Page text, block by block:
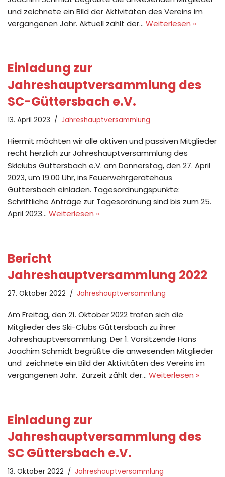
und zeichnete ein Bild der Aktivitäten des Vereins im
vergangenen Jahr. Aktuell zählt der… Weiterlesen »
Einladung zur
Jahreshauptversammlung des
SC-Güttersbach e.V.
13. April 2023 Jahreshauptversammlung
Hiermit möchten wir alle aktiven und passiven Mitglieder
recht herzlich zur Jahreshauptversammlung des
Skiclubs Güttersbach e.V. am Donnerstag, den 27. April
2023, um 19.00 Uhr, ins Feuerwehrgerätehaus
Güttersbach einladen. Tagesordnungspunkte:
Schriftliche Anträge zur Tagesordnung sind bis zum 25.
April 2023… Weiterlesen »
Bericht
Jahreshauptversammlung 2022
27. Oktober 2022 Jahreshauptversammlung
Am Freitag, den 21. Oktober 2022 trafen sich die
Mitglieder des Ski-Clubs Güttersbach zu ihrer
Jahreshauptversammlung. Der 1. Vorsitzende Hans
Joachim Schmidt begrüßte die anwesenden Mitglieder
und zeichnete ein Bild der Aktivitäten des Vereins im
vergangenen Jahr. Zurzeit zählt der… Weiterlesen »
Einladung zur
Jahreshauptversammlung des
SC Güttersbach e.V.
13. Oktober 2022 Jahreshauptversammlung